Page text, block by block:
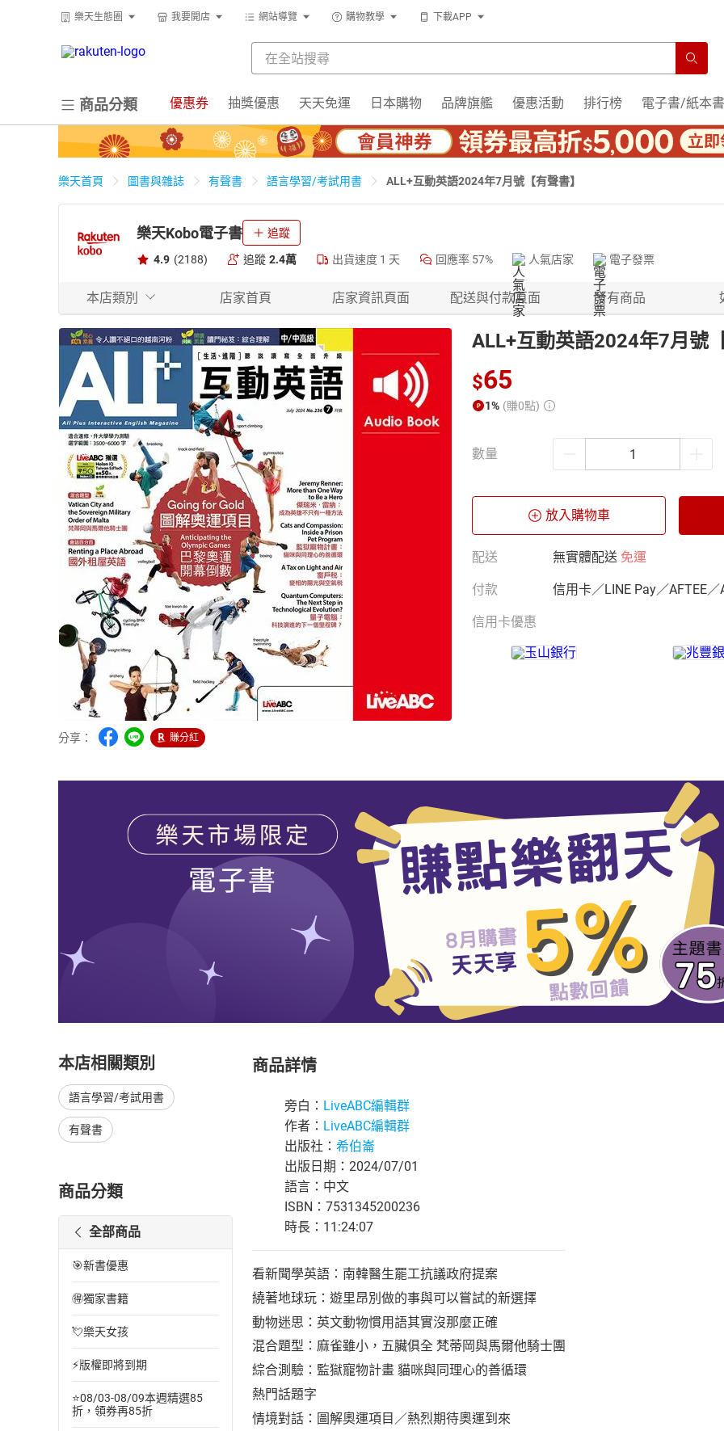
樂天生態圈 我要開店 網站導覽 購物教學 下載APP
商品分類 優惠券 抽獎優惠 天天免運 日本購物 品牌旗艦 優惠活動 排行榜 電子書/紙本書
樂天首頁 圖書與雜誌 有聲書 語言學習/考試用書 ALL+互動英語2024年7月號【有聲書】
樂天Kobo電子書 追蹤
4.9 (2188) 追蹤 2.4萬 出貨速度 1 天 回應率 57% 人氣店家 電子發票
本店類別 店家首頁 店家資訊頁面 配送與付款頁面 所有商品
分享： 賺分紅
ALL+互動英語2024年7月號
$65
1% (賺0點)
數量
放入購物車
配送 無實體配送 免運
付款 信用卡／LINE Pay／AFTEE／
信用卡優惠
本店相關類別
語言學習/考試用書
有聲書
商品分類
全部商品
🎯新書優惠
🉐獨家書籍
💘樂天女孩
⚡版權即將到期
⭐08/03-08/09本週精選85
折，領券再85折
商品詳情
旁白： LiveABC編輯群
作者： LiveABC編輯群
出版社： 希伯崙
出版日期：2024/07/01
語言：中文
ISBN：7531345200236
時長：11:24:07
看新聞學英語：南韓醫生罷工抗議政府提案
繞著地球玩：遊里昂別做的事與可以嘗試的新選擇
動物迷思：英文動物慣用語其實沒那麼正確
混合題型：麻雀雖小，五臟俱全 梵蒂岡與馬爾他騎士團
綜合測驗：監獄寵物計畫 貓咪與同理心的善循環
熱門話題字
情境對話：圖解奧運項目／熱烈期待奧運到來